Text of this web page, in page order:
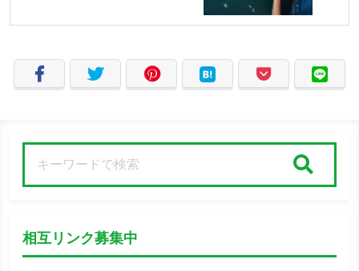
相互リンク募集中